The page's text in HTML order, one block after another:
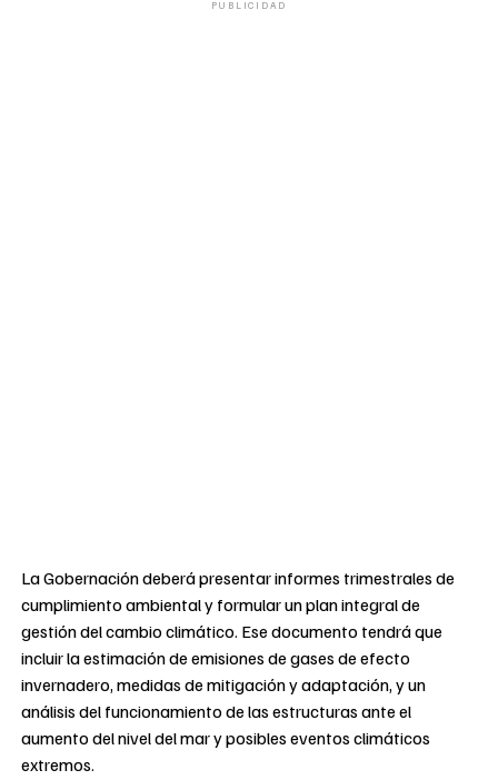
PUBLICIDAD
La Gobernación deberá presentar informes trimestrales de
cumplimiento ambiental y formular un plan integral de
gestión del cambio climático. Ese documento tendrá que
incluir la estimación de emisiones de gases de efecto
invernadero, medidas de mitigación y adaptación, y un
análisis del funcionamiento de las estructuras ante el
aumento del nivel del mar y posibles eventos climáticos
extremos.